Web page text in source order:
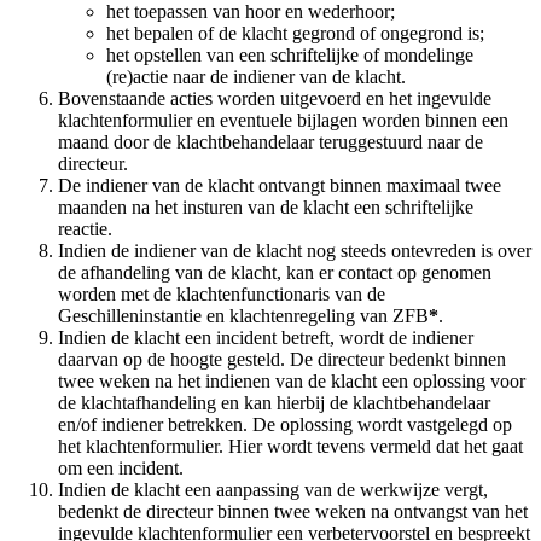
het toepassen van hoor en wederhoor;
het bepalen of de klacht gegrond of ongegrond is;
het opstellen van een schriftelijke of mondelinge
(re)actie naar de indiener van de klacht.
Bovenstaande acties worden uitgevoerd en het ingevulde
klachtenformulier en eventuele bijlagen worden binnen een
maand door de klachtbehandelaar teruggestuurd naar de
directeur.
De indiener van de klacht ontvangt binnen maximaal twee
maanden na het insturen van de klacht een schriftelijke
reactie.
Indien de indiener van de klacht nog steeds ontevreden is over
de afhandeling van de klacht, kan er contact op genomen
worden met de klachtenfunctionaris van de
Geschilleninstantie en klachtenregeling van ZFB*.
Indien de klacht een incident betreft, wordt de indiener
daarvan op de hoogte gesteld. De directeur bedenkt binnen
twee weken na het indienen van de klacht een oplossing voor
de klachtafhandeling en kan hierbij de klachtbehandelaar
en/of indiener betrekken. De oplossing wordt vastgelegd op
het klachtenformulier. Hier wordt tevens vermeld dat het gaat
om een incident.
Indien de klacht een aanpassing van de werkwijze vergt,
bedenkt de directeur binnen twee weken na ontvangst van het
ingevulde klachtenformulier een verbetervoorstel en bespreekt